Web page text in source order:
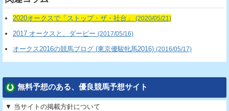
2020オークスで「ストップ・ザ・社台」 (2020/05/21)
2017 オークスと、ダービー (2017/05/16)
オークス2016の競馬ブログ (東京優駿牝馬2016) (2016/05/17)
無料予想のある、優良競馬予想サイト
▼ 当サイトの掲載方針について